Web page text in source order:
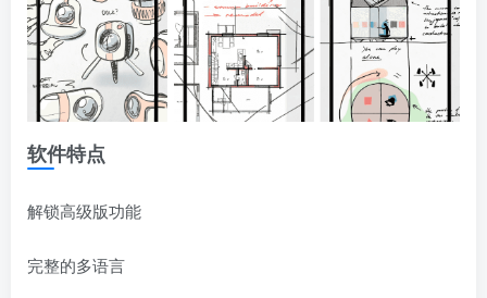
软件特点
解锁高级版功能
完整的多语言